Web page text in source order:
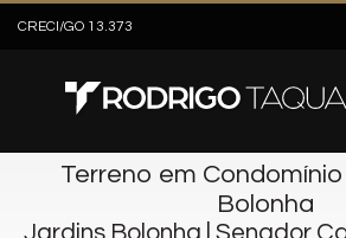
CRECI/GO 13.373
Terreno em
Bolonha
Jardins Bolonha | Senador